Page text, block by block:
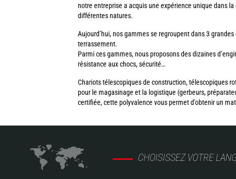
notre entreprise a acquis une expérience unique dans
différentes natures.
Aujourd’hui, nos gammes se regroupent dans 3
terrassement.
Parmi ces gammes, nous proposons des dizaines
résistance aux chocs, sécurité…
Chariots télescopiques de construction, télescopiques
pour le magasinage et la logistique (gerbeurs,
certifiée, cette polyvalence vous permet d’obtenir un
CHOISISSEZ VOTRE